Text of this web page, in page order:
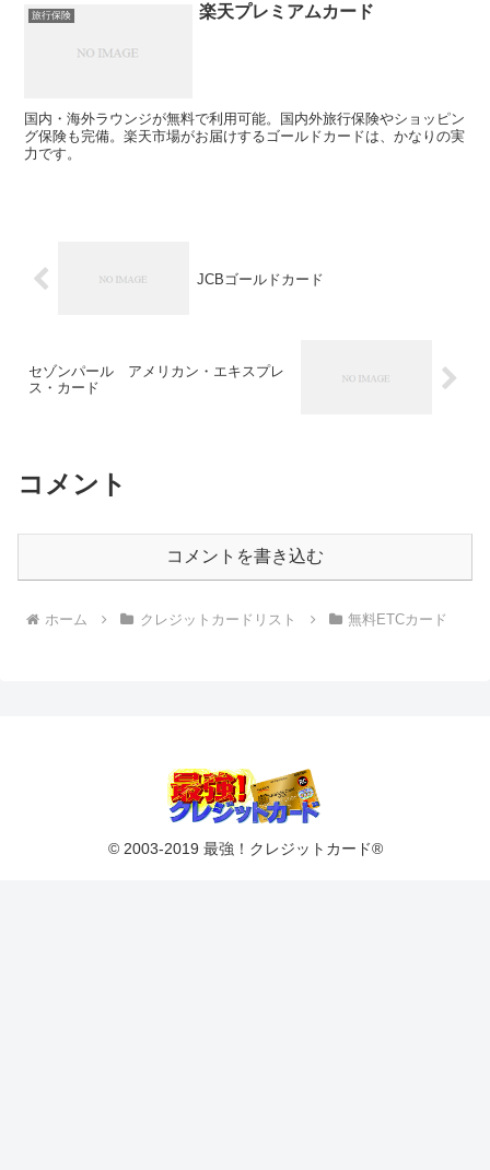
旅行保険 楽天プレミアムカード
国内・海外ラウンジが無料で利用可能。国内外旅行保険やショッピン
グ保険も完備。楽天市場がお届けするゴールドカードは、かなりの実
力です。
JCBゴールドカード
セゾンパール アメリカン・エキスプレ
ス・カード
コメント
コメントを書き込む
ホーム クレジットカードリスト 無料ETCカード
© 2003-2019 最強！クレジットカード®